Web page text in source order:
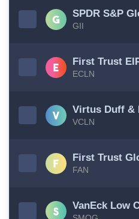
SPDR S&P
GII
First Trust
ECLN
Virtus Duff &
VCLN
First Trust
FAN
VanEck Low